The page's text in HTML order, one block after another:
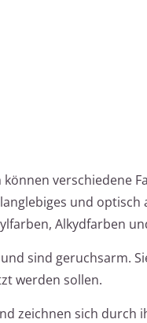
verschiedene
und optisch
Alkydfarben
sind geruchsarm.
werden sollen.
zeichnen sich durch